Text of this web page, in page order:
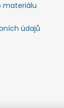
materiálu
údajů